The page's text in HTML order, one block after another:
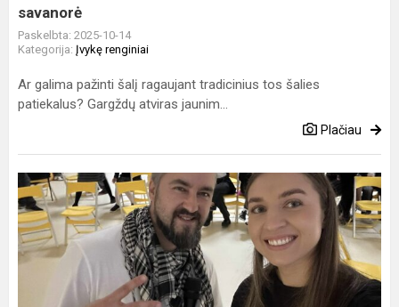
savanorė
Paskelbta: 2025-10-14
Kategorija: Įvykę renginiai
Ar galima pažinti šalį ragaujant tradicinius tos šalies
patiekalus? Gargždų atviras jaunim...
Plačiau
„Saulės“
mokykloje
pristatytas
darbas
su